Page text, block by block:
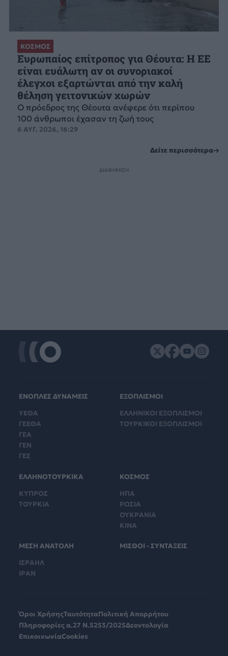
ΚΟΣΜΟΣ
Ευρωπαίος επίτροπος για Θέουτα: Η ΕΕ
είναι ευάλωτη αν οι συνοριακοί
έλεγχοι εξαρτώνται από την καλή
θέληση γειτονικών χωρών
Ο πρόεδρος της Θέουτα ανέφερε ότι περίπου
100 άνθρωποι έχασαν τη ζωή τους
6 ΑΥΓ. 2026, 16:29
Δείτε περισσότερα
ΔΙΑΦΗΜΙΣΗ
ΕΝΟΠΛΕΣ ΔΥΝΑΜΕΙΣ
ΥΕΘΑ
ΓΕΕΘΑ
ΓΕΑ
ΓΕΝ
ΓΕΣ
ΕΞΟΠΛΙΣΜΟΙ
ΕΛΛΗΝΙΚΟΙ ΕΞΟΠΛΙΣΜΟΙ
ΤΟΥΡΚΙΚΟΙ ΕΞΟΠΛΙΣΜΟΙ
ΕΛΛΗΝΟΤΟΥΡΚΙΚΑ
ΚΥΠΡΟΣ
ΤΟΥΡΚΙΑ
ΚΟΣΜΟΣ
ΗΠΑ
ΡΩΣΙΑ
ΟΥΚΡΑΝΙΑ
ΚΙΝΑ
ΜΕΣΗ ΑΝΑΤΟΛΗ
ΙΣΡΑΗΛ
ΙΡΑΝ
ΜΙΣΘΟΙ - ΣΥΝΤΑΞΕΙΣ
Όροι ΧρήσηςΤαυτότηταΠολιτική Απορρήτου
Πληροφορίες α.27 Ν.5253/2025Δεοντολογία
ΕπικοινωνίαCookies